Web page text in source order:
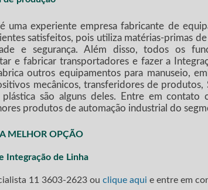
uma experiente empresa fabricante de
satisfeitos, pois utiliza matérias-primas
e segurança. Além disso, todos os
e fabricar transportadores e fazer a
outros equipamentos para manuseio,
mecânicos, transferidores de produtos,
são alguns deles. Entre em contato
produtos de automação industrial do
MELHOR OPÇÃO
Integração de Linha
11 3603-2623 ou clique aqui e entre em